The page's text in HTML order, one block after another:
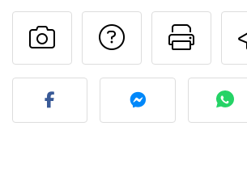
Poser
Publier votre